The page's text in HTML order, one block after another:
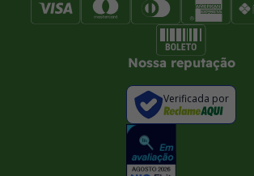
Nossa reputação
Verificada por